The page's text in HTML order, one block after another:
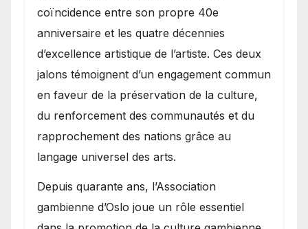
coïncidence entre son propre 40e
anniversaire et les quatre décennies
d’excellence artistique de l’artiste. Ces deux
jalons témoignent d’un engagement commun
en faveur de la préservation de la culture,
du renforcement des communautés et du
rapprochement des nations grâce au
langage universel des arts.
​Depuis quarante ans, l’Association
gambienne d’Oslo joue un rôle essentiel